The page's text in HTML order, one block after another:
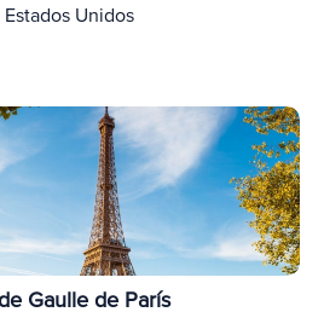
Estados Unidos
Gaulle de París